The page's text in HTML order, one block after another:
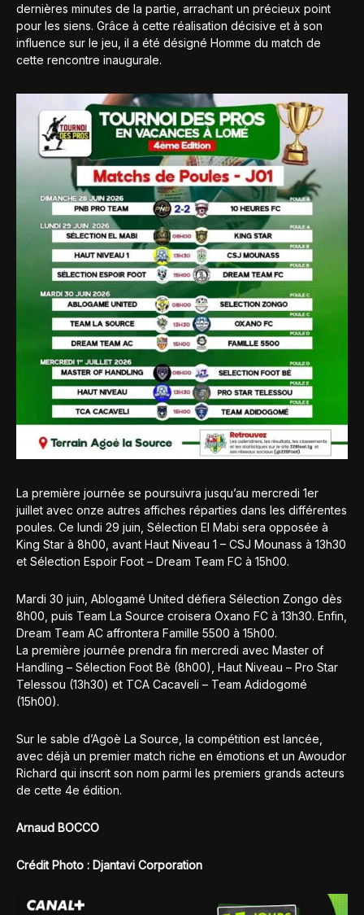
dernières minutes de la partie, arrachant un précieux point
pour les siens. Grâce à cette réalisation décisive et à son
influence sur le jeu, il a été désigné Homme du match de
cette rencontre inaugurale.
La première journée se poursuivra jusqu’au mercredi 1er
juillet avec onze autres affiches réparties dans les différentes
poules. Ce lundi 29 juin, Sélection El Mabi sera opposée à
King Star à 8h00, avant Haut Niveau 1 – CSJ Mounass à 13h30
et Sélection Espoir Foot – Dream Team FC à 15h00.
Mardi 30 juin, Ablogamé United défiera Sélection Zongo dès
8h00, puis Team La Source croisera Oxano FC à 13h30. Enfin,
Dream Team AC affrontera Famille 5500 à 15h00.
La première journée prendra fin mercredi avec Master of
Handling – Sélection Foot Bè (8h00), Haut Niveau – Pro Star
Telessou (13h30) et TCA Cacaveli – Team Adidogomé
(15h00).
Sur le sable d’Agoè La Source, la compétition est lancée,
avec déjà un premier match riche en émotions et un Awoudor
Richard qui inscrit son nom parmi les premiers grands acteurs
de cette 4e édition.
Arnaud BOCCO
Crédit Photo : Djantavi Corporation